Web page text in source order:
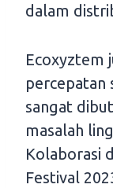
dalam
Ecoxyztem
percepatan
sangat
masalah
Kolaborasi
Festival